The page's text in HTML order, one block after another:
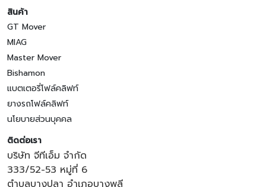
สินค้า
GT Mover
MIAG
Master Mover
Bishamon
แบตเตอรี่โฟล์คลิฟท์
ยางรถโฟล์คลิฟท์
นโยบายส่วนบุคคล
ติดต่อเรา
บริษัท จีทีเอ็ม จำกัด
333/52-53 หมู่ที่ 6
ตำบลบางปลา อำเภอบางพลี